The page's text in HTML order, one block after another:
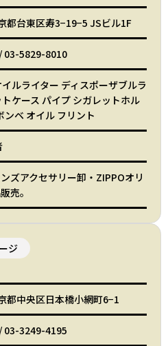
都台東区寿3−19−5 JSビル1F
/ 03-5829-8010
ルライター ディスポーザブルラ
ケース パイプ シガレットホル
ンベ オイル フリント
ズアクセサリー卸・ZIPPOオリ
売。
ジ
都中央区日本橋小網町6−1
/ 03-3249-4195